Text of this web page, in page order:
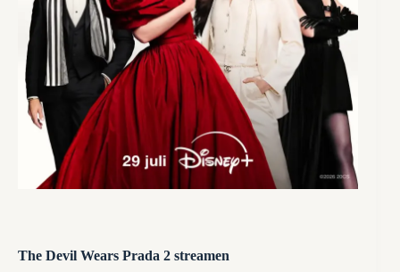
The Devil Wears Prada 2 streamen